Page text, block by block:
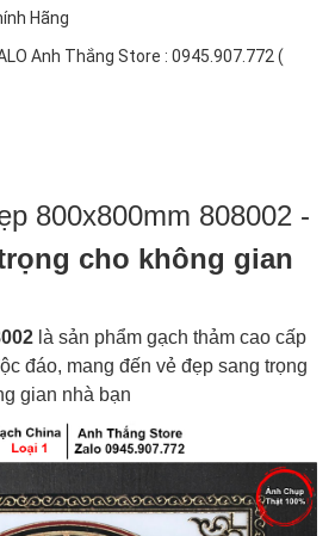
Hãng
Anh Thắng Store : 0945.907.772 (
800x800mm 808002 -
cho không gian
là sản phẩm gạch thảm cao cấp
đáo, mang đến vẻ đẹp sang trọng
gian nhà bạn